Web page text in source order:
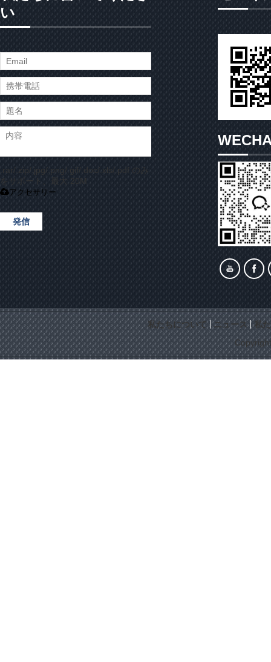
い
.rar/.zip/.jpg/.png/.gif/.doc/.xls/.pdf のみ
をサポート、最大 20M
アクセサリー
発信
私たちについて ニュース
私